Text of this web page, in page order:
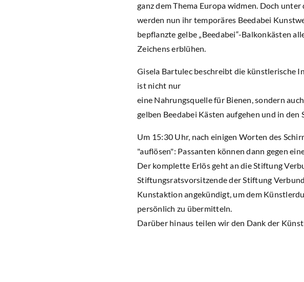
ganz dem Thema Europa widmen. Doch
werden nun ihr temporäres Beedabei
bepflanzte gelbe „Beedabei“-Balkonkästen
Zeichens erblühen.
Gisela Bartulec beschreibt die künstlerische
ist nicht nur
eine Nahrungsquelle für Bienen, sondern
gelben Beedabei Kästen aufgehen und in den
Um 15:30 Uhr, nach einigen Worten des
"auflösen": Passanten können dann gegen
Der komplette Erlös geht an die Stiftung
Stiftungsratsvorsitzende der Stiftung
Kunstaktion angekündigt, um dem
persönlich zu übermitteln.
Darüber hinaus teilen wir den Dank der